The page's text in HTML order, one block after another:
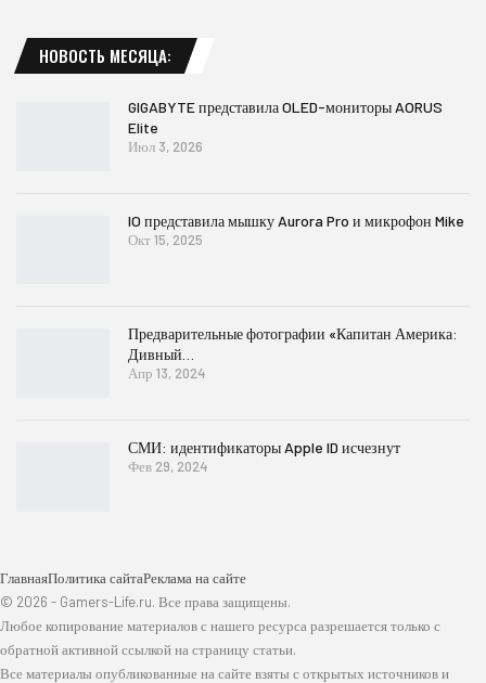
НОВОСТЬ МЕСЯЦА:
GIGABYTE представила OLED-мониторы AORUS
Elite
Июл 3, 2026
IO представила мышку Aurora Pro и микрофон Mike
Окт 15, 2025
Предварительные фотографии «Капитан Америка:
Дивный…
Апр 13, 2024
СМИ: идентификаторы Apple ID исчезнут
Фев 29, 2024
ГлавнаяПолитика сайтаРеклама на сайте
© 2026 - Gamers-Life.ru. Все права защищены.
Любое копирование материалов с нашего ресурса разрешается только с
обратной активной ссылкой на страницу статьи.
Все материалы опубликованные на сайте взяты с открытых источников и